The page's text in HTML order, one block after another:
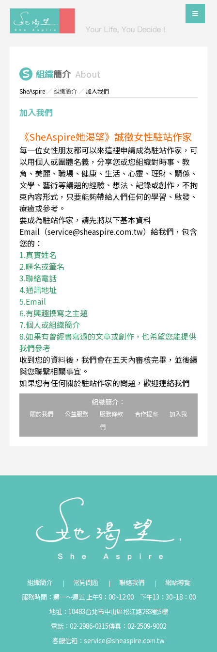
組織簡介 About
SheAspire ／組織簡介 ／加入我們
加入我們
《SheAspire她渴望》誠徵女性駐站作家
每一位女性朋友都可以來這裡申請成為駐站作家，可
以用個人或團體名義，分享您或您組織對時事、教
育、美麗、職場、健康、生活、心靈、理財、關係、
文學、藝術等議題的經驗、想法、記錄或創作，不拘
束內容形式，只要能夠帶給人們任何的學習、啟發、
療癒或參考。
要成為駐站作家，請先將以下基本資料
Email（service@sheaspire.com.tw）給我們，包含
您的：
1.真實姓名
2.暱名或筆名
3.聯絡電話
4.通訊地址
5.Email
6.有興趣撰寫之主題
7.個人或組織簡介
8.如果有曾經書寫過的文章或創作，也希望您能提供
我們參考
收到您的資料後，我們會在五天內審核完畢，並後續
與您聯繫相關事宜。
如果您有任何關於駐站作家的問題，歡迎連絡我們
組織簡介：
關於我們 公益服務 服務條款 合作提案
加入我
們
組織簡介 常見問題 聯絡我們
網站導覽
服務時間：週一～週五 上午9：00~12:00 下午13：30~18：00
地址：10483台北市中山區松江路283號5樓
電話：02-2986-0315傳真：02-2509-9002
客服信箱： service@sheaspire.com.tw